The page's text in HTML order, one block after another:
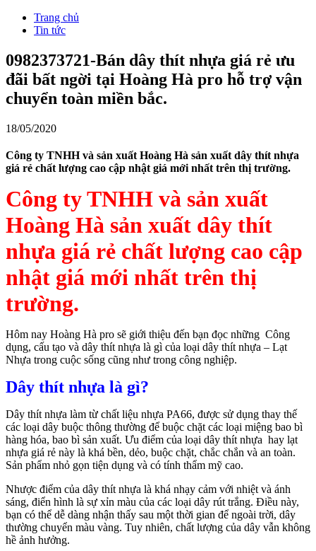
Trang chủ
Tin tức
0982373721-Bán dây thít nhựa giá rẻ ưu
đãi bất ngời tại Hoàng Hà pro hỗ trợ vận
chuyển toàn miền bắc.
18/05/2020
Công ty TNHH và sản xuất Hoàng Hà sản xuất dây thít nhựa
giá rẻ chất lượng cao cập nhật giá mới nhất trên thị trường.
Công ty TNHH và sản xuất
Hoàng Hà sản xuất dây thít
nhựa giá rẻ chất lượng cao cập
nhật giá mới nhất trên thị
trường.
Hôm nay Hoàng Hà pro sẽ giới thiệu đến bạn đọc những Công
dụng, cấu tạo và dây thít nhựa là gì của loại dây thít nhựa – Lạt
Nhựa trong cuộc sống cũng như trong công nghiệp.
Dây thít nhựa là gì?
Dây thít nhựa làm từ chất liệu nhựa PA66, được sử dụng thay thế
các loại dây buộc thông thường để buộc chặt các loại miệng bao bì
hàng hóa, bao bì sản xuất. Ưu điểm của loại dây thít nhựa hay lạt
nhựa giá rẻ này là khá bền, dẻo, buộc chặt, chắc chắn và an toàn.
Sản phẩm nhỏ gọn tiện dụng và có tính thẩm mỹ cao.
Nhược điểm của dây thít nhựa là khá nhạy cảm với nhiệt và ánh
sáng, điển hình là sự xỉn màu của các loại dây rút trắng. Điều này,
bạn có thể dễ dàng nhận thấy sau một thời gian để ngoài trời, dây
thường chuyển màu vàng. Tuy nhiên, chất lượng của dây vẫn không
hề ảnh hưởng.